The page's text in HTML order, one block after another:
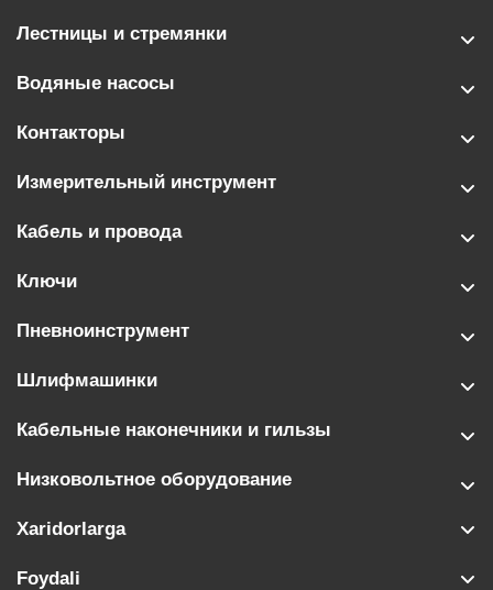
Лестницы и стремянки
Водяные насосы
Контакторы
Измерительный инструмент
Кабель и провода
Ключи
Пневноинструмент
Шлифмашинки
Кабельные наконечники и гильзы
Низковольтное оборудование
Xaridorlarga
Foydali